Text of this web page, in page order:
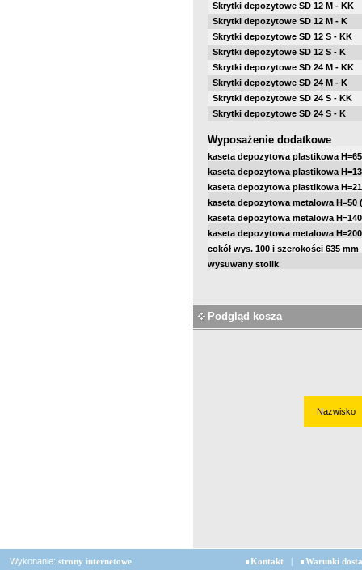
Skrytki depozytowe SD 12 M - KK
Skrytki depozytowe SD 12 M - K
Skrytki depozytowe SD 12 S - KK
Skrytki depozytowe SD 12 S - K
Skrytki depozytowe SD 24 M - KK
Skrytki depozytowe SD 24 M - K
Skrytki depozytowe SD 24 S - KK
Skrytki depozytowe SD 24 S - K
Wyposażenie dodatkowe
kaseta depozytowa plastikowa
kaseta depozytowa plastikowa
kaseta depozytowa plastikowa
kaseta depozytowa metalowa H=50
kaseta depozytowa metalowa
kaseta depozytowa metalowa
cokół wys. 100 i szerokości 635 mm
wysuwany stolik
Podgląd kosza
Nazwisko
Wykonanie: strony internetowe Kontakt | Warunki